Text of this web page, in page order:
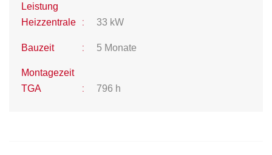
Leistung
Heizzentrale
: 33 kW
Bauzeit : 5 Monate
Montagezeit
TGA
: 796 h